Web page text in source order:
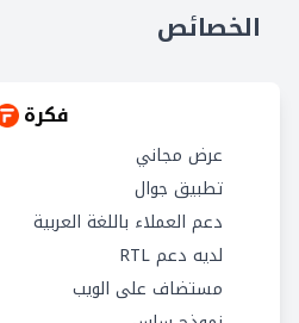
الخصائص
فكرة
عرض مجاني
تطبيق جوال
دعم العملاء باللغة العربية
لديه دعم RTL
مستضاف على الويب